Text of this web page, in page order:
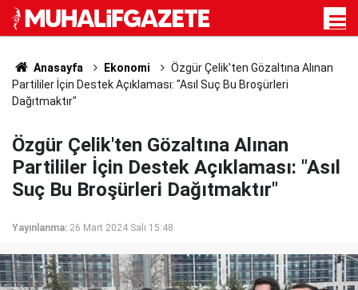
Anasayfa Ekonomi
Özgür Çelik'ten Gözaltına Alınan
Partililer İçin Destek Açıklaması: "Asıl Suç Bu Broşürleri
Dağıtmaktır"
Özgür Çelik'ten Gözaltına Alınan
Partililer İçin Destek Açıklaması: "Asıl
Suç Bu Broşürleri Dağıtmaktır"
Yayınlanma: 26 Mart 2024 Salı 15:48